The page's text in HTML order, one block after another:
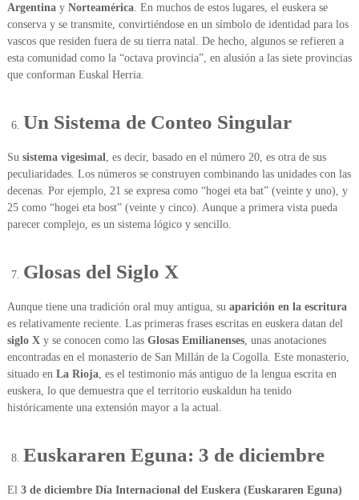
Argentinay Norteamérica. En muchos de estos lugares, el euskera se
conserva y se transmite, convirtiéndose en un símbolo de identidad para los
vascos que residen fuera de su tierra natal. De hecho, algunos se refieren a
esta comunidad como la “octava provincia”, en alusión a las siete provincias
que conforman Euskal Herria.
Un Sistema de Conteo Singular
Su sistema vigesimal, es decir, basado en el número 20, es otra de sus
peculiaridades. Los números se construyen combinando las unidades con las
decenas. Por ejemplo, 21 se expresa como “hogei eta bat” (veinte y uno), y
25 como “hogei eta bost” (veinte y cinco). Aunque a primera vista pueda
parecer complejo, es un sistema lógico y sencillo.
Glosas del Siglo X
Aunque tiene una tradición oral muy antigua, su aparición en la escritura
es relativamente reciente. Las primeras frases escritas en euskera datan del
siglo Xy se conocen como las Glosas Emilianenses, unas anotaciones
encontradas en el monasterio de San Millán de la Cogolla. Este monasterio,
situado en La Rioja, es el testimonio más antiguo de la lengua escrita en
euskera, lo que demuestra que el territorio euskaldun ha tenido
históricamente una extensión mayor a la actual.
Euskararen Eguna: 3 de diciembre
El 3 de diciembre Día Internacional del Euskera (Euskararen Eguna)